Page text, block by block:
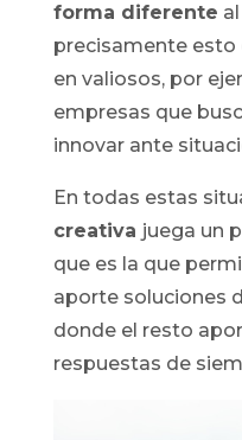
forma diferente
precisamente esto
en valiosos, por
empresas que
innovar ante
En todas estas
creativa juega un
que es la que
aporte soluciones
donde el resto
respuestas de